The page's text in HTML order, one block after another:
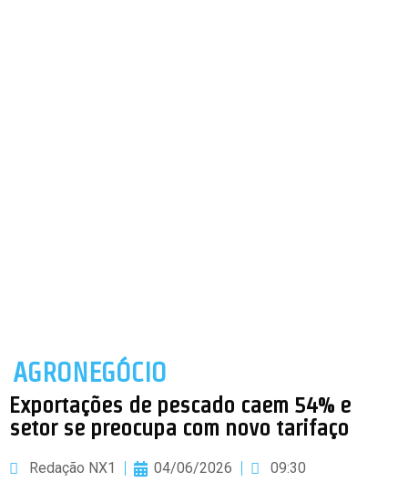
AGRONEGÓCIO
Exportações de pescado caem 54% e
setor se preocupa com novo tarifaço
Redação NX1 04/06/2026 09:30